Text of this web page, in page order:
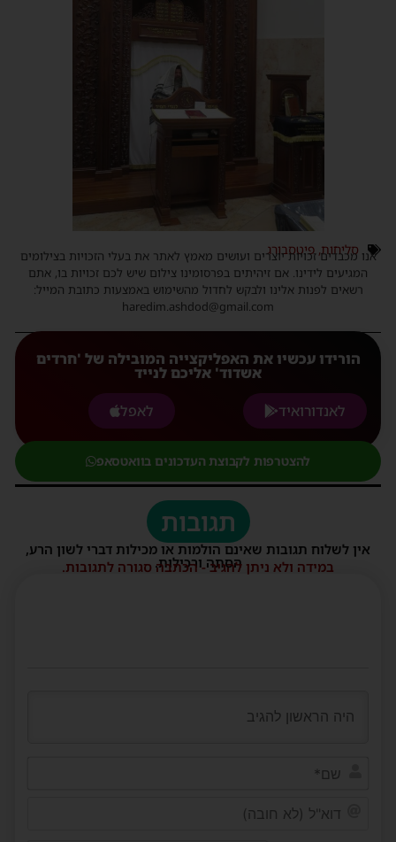
סליחות,פיטסבורג
אנו מכבדים זכויות יוצרים ועושים מאמץ לאתר את בעלי הזכויות בצילומים
המגיעים לידינו. אם זיהיתים בפרסומינו צילום שיש לכם זכויות בו, אתם
רשאים לפנות אלינו ולבקש לחדול מהשימוש באמצעות כתובת המייל:
haredim.ashdod@gmail.com
הורידו עכשיו את האפליקצייה המובילה של 'חרדים
אשדוד' אליכם לנייד
לאנדורואיד
לאפל
להצטרפות לקבוצת העדכונים בוואטסאפ
תגובות
אין לשלוח תגובות שאינם הולמות או מכילות דברי לשון הרע,
הסתה ורכילות.
במידה ולא ניתן להגיב - הכתבה סגורה לתגובות.